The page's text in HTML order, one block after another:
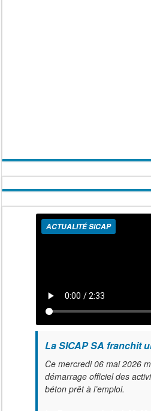
ACTUALITÉ SICAP
La SICAP SA franchit
Ce mercredi 06 mai 2026
démarrage officiel des
béton prêt à l’emploi.